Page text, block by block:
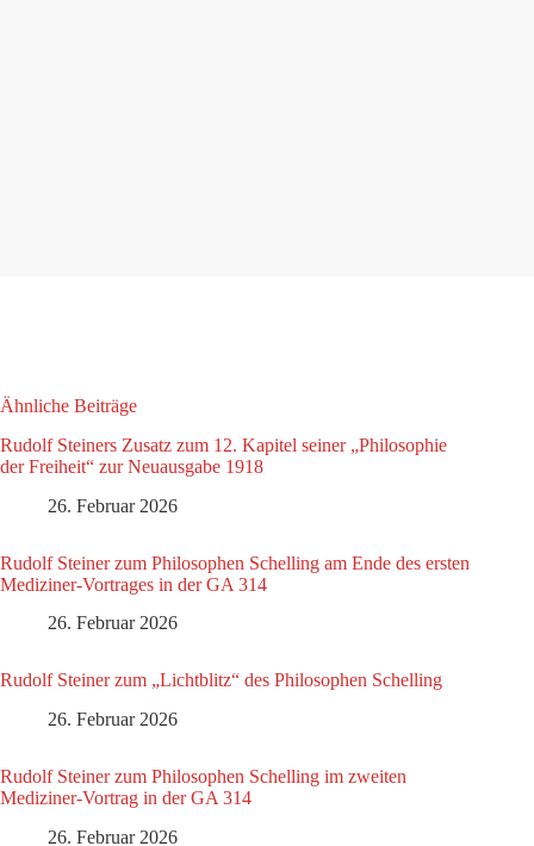
Ähnliche Beiträge
Rudolf Steiners Zusatz zum 12. Kapitel seiner „Philosophie
der Freiheit“ zur Neuausgabe 1918
26. Februar 2026
Rudolf Steiner zum Philosophen Schelling am Ende des ersten
Mediziner-Vortrages in der GA 314
26. Februar 2026
Rudolf Steiner zum „Lichtblitz“ des Philosophen Schelling
26. Februar 2026
Rudolf Steiner zum Philosophen Schelling im zweiten
Mediziner-Vortrag in der GA 314
26. Februar 2026